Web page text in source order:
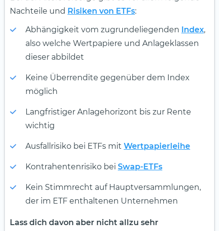
Nachteile und Risiken von ETFs:
Abhängigkeit vom zugrundeliegenden Index,
also welche Wertpapiere und Anlageklassen
dieser abbildet
Keine Überrendite gegenüber dem Index
möglich
Langfristiger Anlagehorizont bis zur Rente
wichtig
Ausfallrisiko bei ETFs mit Wertpapierleihe
Kontrahentenrisiko bei Swap-ETFs
Kein Stimmrecht auf Hauptversammlungen,
der im ETF enthaltenen Unternehmen
Lass dich davon aber nicht allzu sehr